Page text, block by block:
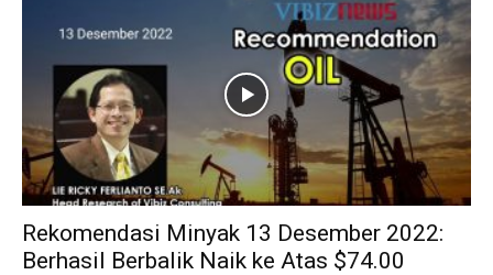
Rekomendasi Minyak 13 Desember 2022:
Berhasil Berbalik Naik ke Atas $74.00